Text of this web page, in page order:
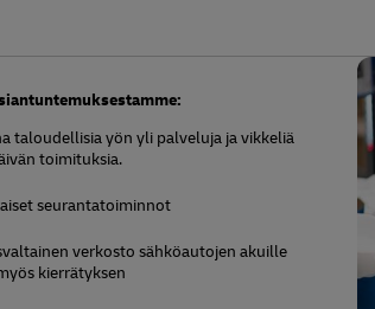
taloudellisia yön yli palveluja ja vikkeliä
toimituksia.
seurantatoiminnot
verkosto sähköautojen akuille
kierrätyksen